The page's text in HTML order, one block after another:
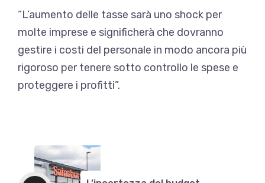
“L’aumento delle tasse sarà uno shock per
molte imprese e significherà che dovranno
gestire i costi del personale in modo ancora più
rigoroso per tenere sotto controllo le spese e
proteggere i profitti”.